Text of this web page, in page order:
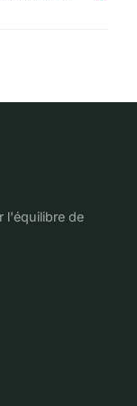
l'équilibre de